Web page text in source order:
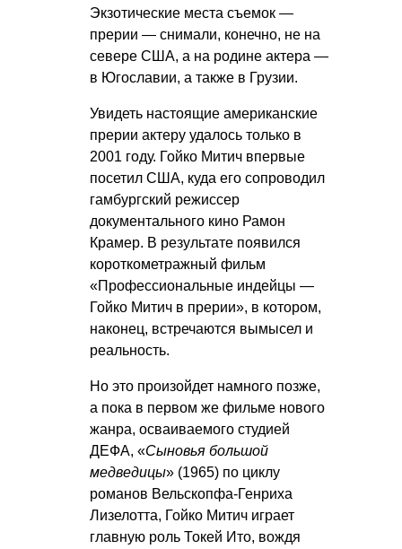
Экзотические места съемок —
прерии — снимали, конечно, не на
севере США, а на родине актера —
в Югославии, а также в Грузии.
Увидеть настоящие американские
прерии актеру удалось только в
2001 году. Гойко Митич впервые
посетил США, куда его сопроводил
гамбургский режиссер
документального кино Рамон
Крамер. В результате появился
короткометражный фильм
«Профессиональные индейцы —
Гойко Митич в прерии», в котором,
наконец, встречаются вымысел и
реальность.
Но это произойдет намного позже,
а пока в первом же фильме нового
жанра, осваиваемого студией
ДЕФА, «Сыновья большой
медведицы» (1965) по циклу
романов Вельскопфа-Генриха
Лизелотта, Гойко Митич играет
главную роль Токей Ито, вождя